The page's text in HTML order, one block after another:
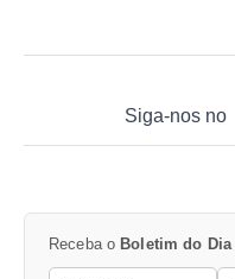
Siga-nos no
Receba o Boletim do Dia